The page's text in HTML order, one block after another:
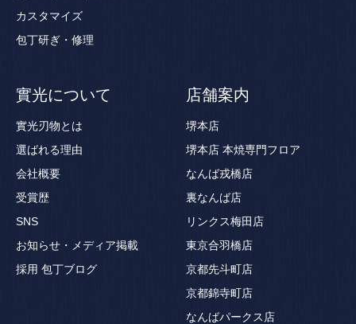
カスタマイズ
包丁研ぎ・修理
實光について
實光刃物とは
選ばれる理由
会社概要
受賞歴
SNS
お知らせ・メディア掲載
採用 包丁ブログ
店舗案内
堺本店
堺本店 本焼専門フロア
なんば戎橋店
裏なんば店
リンクス梅田店
東京合羽橋店
京都先斗町店
京都錦寺町店
なんばパークス店